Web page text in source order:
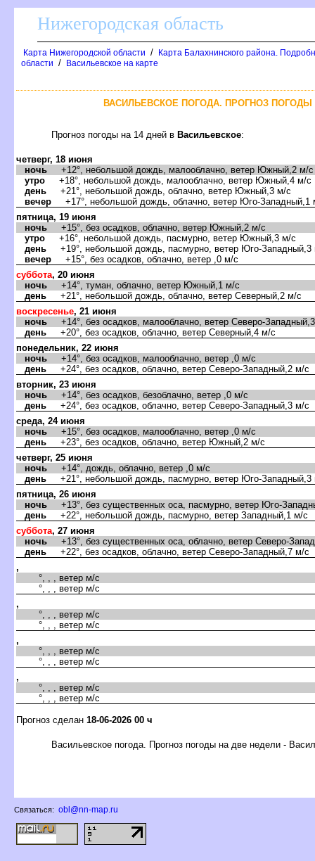
Нижегородская область
Карта Нижегородской области /
Карта Балахнинского района.
области / асильевское на карте
АСИЛЬЕВСКОЕ ПОГОДА. ПРОГНОЗ ПОГОДЫ
Прогноз погоды на 14 дней асильевское:
четверг, 18 июня
ночь +12°, небольшой дождь, малооблачно, ветер Южный,2 м/с
утро +18°, небольшой дождь, малооблачно, ветер Южный,4 м/с
день +21°, небольшой дождь, облачно, ветер Южный,3 м/с
ечер +17°, небольшой дождь, облачно, ветер Юго-Западный,1
пятница, 19 июня
ночь +15°, без осадков, облачно, ветер Южный,2 м/с
утро +16°, небольшой дождь, пасмурно, ветер Южный,3 м/с
день +19°, небольшой дождь, пасмурно, ветер Юго-Западный,3
ечер +15°, без осадков, облачно, ветер ,0 м/с
суббота, 20 июня
ночь +14°, туман, облачно, ветер Южный,1 м/с
день +21°, небольшой дождь, облачно, ветер Северный,2 м/с
оскресенье, 21 июня
ночь +14°, без осадков, малооблачно, ветер Северо-
день +20°, без осадков, облачно, ветер Северный,4 м/с
понедельник, 22 июня
ночь +14°, без осадков, малооблачно, ветер ,0 м/с
день +24°, без осадков, облачно, ветер Северо-Западный,2 м/с
торник, 23 июня
ночь +14°, без осадков, безоблачно, ветер ,0 м/с
день +24°, без осадков, облачно, ветер Северо-Западный,3 м/с
среда, 24 июня
ночь +15°, без осадков, малооблачно, ветер ,0 м/с
день +23°, без осадков, облачно, ветер Южный,2 м/с
четверг, 25 июня
ночь +14°, дождь, облачно, ветер ,0 м/с
день +21°, небольшой дождь, пасмурно, ветер Юго-Западный,3
пятница, 26 июня
ночь +13°, без существенных оса, пасмурно, ветер Юго-
день +22°, небольшой дождь, пасмурно, ветер Западный,1 м/с
суббота, 27 июня
ночь +13°, без существенных оса, облачно, ветер Северо-
день +22°, без осадков, облачно, ветер Северо-Западный,7 м/с
,
°, , , ветер м/с
°, , , ветер м/с
,
°, , , ветер м/с
°, , , ветер м/с
,
°, , , ветер м/с
°, , , ветер м/с
,
°, , , ветер м/с
°, , , ветер м/с
Прогноз сделан 18-06-2026 00 ч
асильевское погода. Прогноз погоды на две недели -
Связаться: obl@nn-map.ru